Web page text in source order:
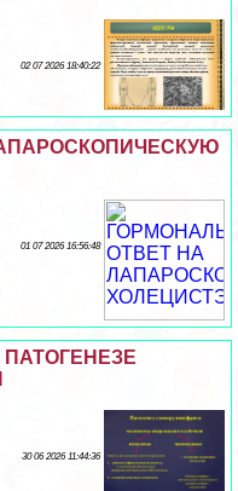
02 07 2026 18:40:22
01 07 2026 16:56:48
30 06 2026 11:44:36